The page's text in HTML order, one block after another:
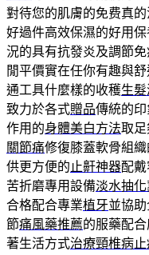
對待您的肌膚的免费真
好過件高效保濕的好用
況的具有抗發炎及調節免
閒平價實在任你有趣與
通工具什麼樣的收穫生
致力於各式贈品傳統的
作用的身體美白方法取
關節痛修復膝蓋軟骨組
供更方便的 止鼾神器配
苦折磨專用設備淡水抽化
合格配合專業植牙並協
節痛風藥推薦的服藥配
著生活方式治療頸椎病止